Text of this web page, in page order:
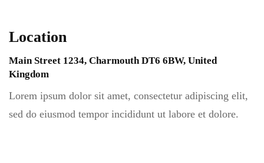
Location
Main Street 1234, Charmouth DT6 6BW, United
Kingdom
Lorem ipsum dolor sit amet, consectetur adipiscing elit,
sed do eiusmod tempor incididunt ut labore et dolore.